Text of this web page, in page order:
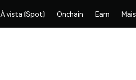
À vista (Spot) Onchain Earn Mais